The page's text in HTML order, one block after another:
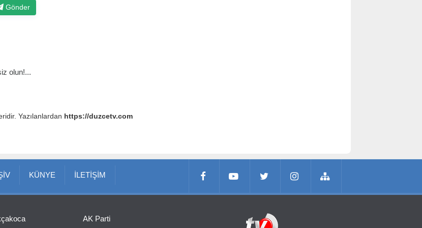
Gönder
olun!...
Yazılanlardan https://duzcetv.com
KÜNYE İLETİŞİM
AK Parti